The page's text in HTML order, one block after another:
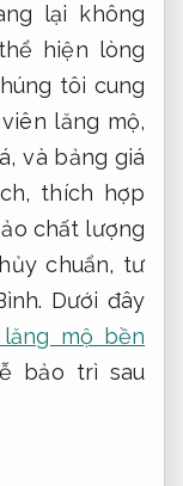
lại không
hiện lòng
tôi cung
lăng mộ,
và bảng giá
thích hợp
chất lượng
chuẩn, tư
Dưới đây
mộ bền
bảo trì sau